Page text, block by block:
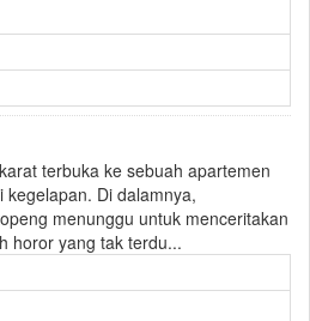
terbuka ke sebuah apartemen
kegelapan. Di dalamnya,
menunggu untuk menceritakan
horor yang tak terdu...